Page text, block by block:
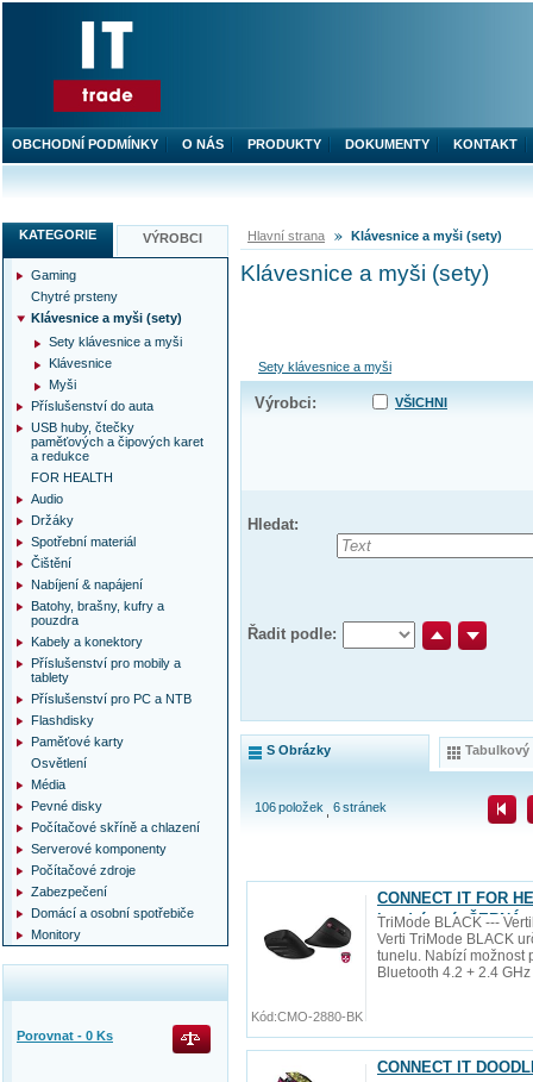
Hlavní strana Klávesnice a myši (sety)
Klávesnice a myši (sety)
Sety klávesnice a myši
Výrobci: VŠICHNI
Hledat:
Řadit podle:
S Obrázky Tabulkový
106položek 6stránek
CONNECT IT FOR
bezdrátová, ČERNÁ
TriMode BLACK ---
Verti TriMode BLACK
tunelu. Nabízí možnost
Bluetooth 4.2 + 2.4 GHz
Kód:CMO-2880-BK
CONNECT IT
KATEGORIE VÝROBCI
Gaming
Chytré prsteny
Klávesnice a myši (sety)
Sety klávesnice a myši
Klávesnice
Myši
Příslušenství do auta
USB huby, čtečky
paměťových a čipových karet
a redukce
FOR HEALTH
Audio
Držáky
Spotřební materiál
Čištění
Nabíjení & napájení
Batohy, brašny, kufry a
pouzdra
Kabely a konektory
Příslušenství pro mobily a
tablety
Příslušenství pro PC a NTB
Flashdisky
Paměťové karty
Osvětlení
Média
Pevné disky
Počítačové skříně a chlazení
Serverové komponenty
Počítačové zdroje
Zabezpečení
Domácí a osobní spotřebiče
Monitory
Porovnat - 0 Ks
OBCHODNÍ PODMÍNKY O NÁS PRODUKTY DOKUMENTY KONTAKT